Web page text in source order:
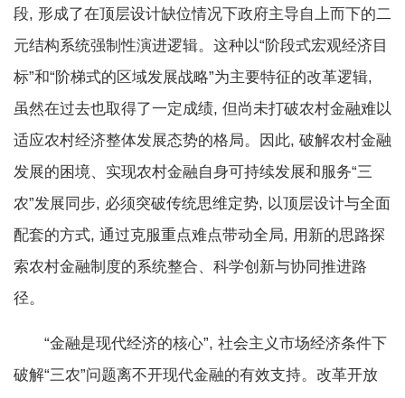
段, 形成了在顶层设计缺位情况下政府主导自上而下的二
元结构系统强制性演进逻辑。这种以“阶段式宏观经济目
标”和“阶梯式的区域发展战略”为主要特征的改革逻辑,
虽然在过去也取得了一定成绩, 但尚未打破农村金融难以
适应农村经济整体发展态势的格局。因此, 破解农村金融
发展的困境、实现农村金融自身可持续发展和服务“三
农”发展同步, 必须突破传统思维定势, 以顶层设计与全面
配套的方式, 通过克服重点难点带动全局, 用新的思路探
索农村金融制度的系统整合、科学创新与协同推进路
径。
“金融是现代经济的核心”, 社会主义市场经济条件下
破解“三农”问题离不开现代金融的有效支持。改革开放